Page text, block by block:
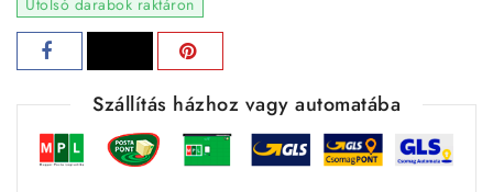
Szállítás házhoz vagy automatába